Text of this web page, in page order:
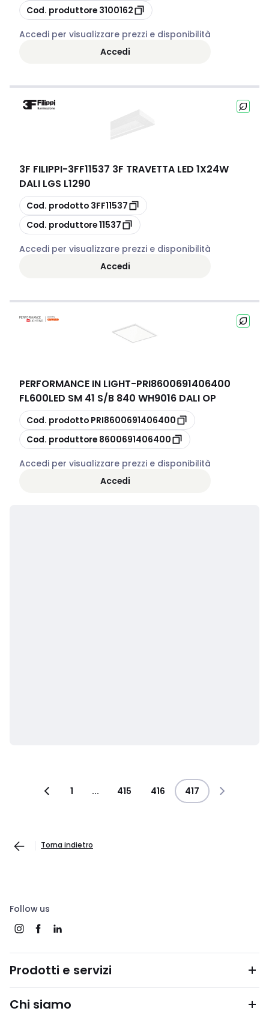
copia
Cod. produttore 3100162
Accedi per visualizzare prezzi e disponibilità
Accedi
3F FILIPPI-3FF11537 3F TRAVETTA LED 1X24W
DALI LGS L1290
copia
Cod. prodotto 3FF11537
copia
Cod. produttore11537
Accedi per visualizzare prezzi e disponibilità
Accedi
PERFORMANCE IN LIGHT-PRI8600691406400
FL600LED SM 41 S/B 840 WH9016 DALI OP
copia
Cod. prodotto PRI8600691406400
copia
Cod. produttore 8600691406400
Accedi per visualizzare prezzi e disponibilità
Accedi
1 ... 415 416 417
Torna indietro
Follow us
Prodotti e servizi
Chi siamo